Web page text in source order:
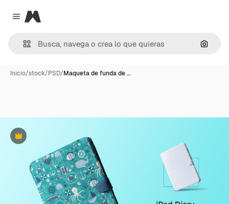
Close menu
Magnific
Inicio/stock/PSD/Maqueta de funda de …
Premium